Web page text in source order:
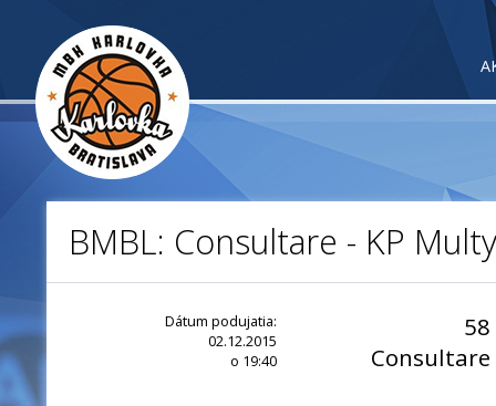
BMBL: Consultare - KP
Dátum podujatia:
02.12.2015
o 19:40
58
Consultare